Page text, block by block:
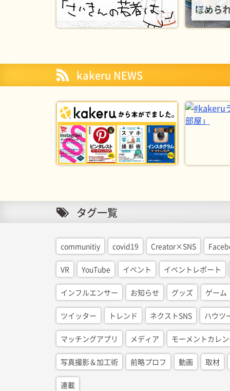
kakeru NEWS
タグ一覧
communitiy covid19 Creator×SNS
VR YouTube イベント イベントレポート
インフルエンサー お知らせ グッズ ゲーム
ツイッター トレンド ネクストSNS ハウツ
マッチングアプリ メディア モーメントカレ
写真撮影＆加工術 前略プロフ 動画 取材
連載